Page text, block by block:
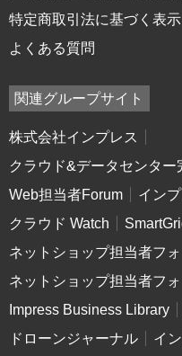
特定商取引法に基づく表示
よくある質問
関連グループサイト
株式会社インプレス
クラウド&データセンター
Web担当者Forum
イン
クラウド Watch
ネットショップ担当者フ
ネットショップ担当者フ
Impress Business Library
ドローンジャーナル
イ